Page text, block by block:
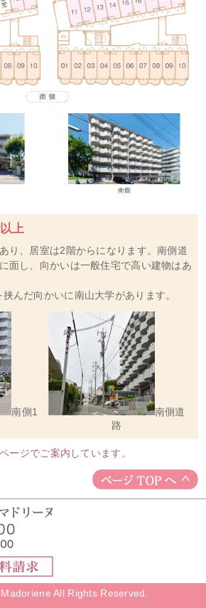
上
り、居室は2階からになります。南側道
面し、向かいは一般住宅で高い建物はあ
んだ向かいに南山大学があります。
南側1
南側道
路
ージでご案内しています。
All Rights Reserved.